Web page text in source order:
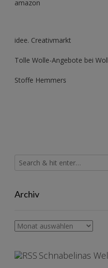
amazon
idee. Creativmarkt
Tolle Wolle-Angebote bei
Stoffe Hemmers
Archiv
Archiv
Schnabelinas